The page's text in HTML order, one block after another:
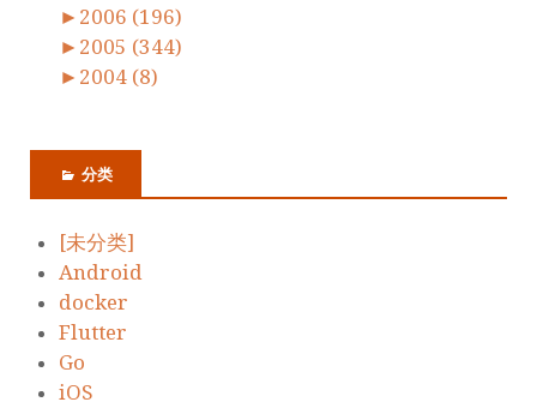
► 2006 (196)
► 2005 (344)
► 2004 (8)
分类
[未分类]
Android
docker
Flutter
Go
iOS